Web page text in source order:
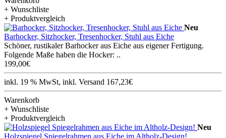
+ Wunschliste
+ Produktvergleich
Neu
Barhocker, Sitzhocker, Tresenhocker, Stuhl aus Eiche
Schöner, rustikaler Barhocker aus Eiche aus eigener Fertigung.
Folgende Maße haben die Hocker: ..
199,00€
inkl. 19 % MwSt, inkl. Versand 167,23€
Warenkorb
+ Wunschliste
+ Produktvergleich
Neu
Holzspiegel Spiegelrahmen aus Eiche im Altholz-Design!